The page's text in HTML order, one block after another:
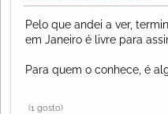
Pelo que andei a ver,
em Janeiro é livre para
Para quem o conhece, é
(1 gosto)